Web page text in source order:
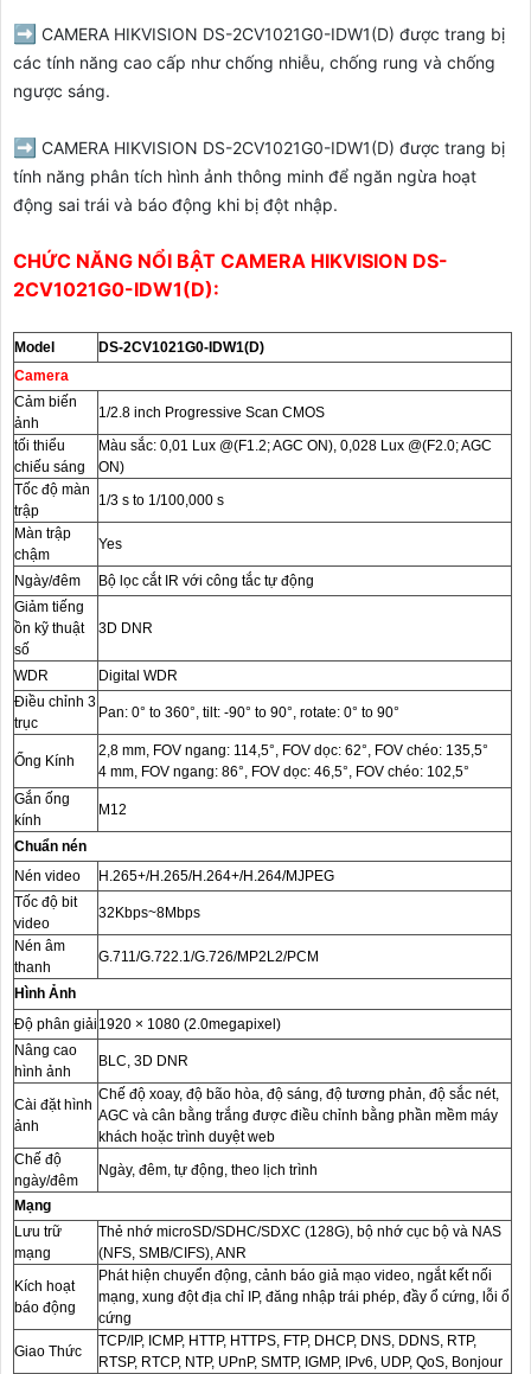
➡️ CAMERA HIKVISION DS-2CV1021G0-IDW1(D) được trang bị
các tính năng cao cấp như chống nhiễu, chống rung và chống
ngược sáng.
➡️ CAMERA HIKVISION DS-2CV1021G0-IDW1(D) được trang bị
tính năng phân tích hình ảnh thông minh để ngăn ngừa hoạt
động sai trái và báo động khi bị đột nhập.
CHỨC NĂNG NỔI BẬT CAMERA HIKVISION DS-
2CV1021G0-IDW1(D):
Model
DS-2CV1021G0-IDW1(D)
Camera
Cảm biến
ảnh
1/2.8 inch Progressive Scan CMOS
tối thiểu
chiếu sáng
Màu sắc: 0,01 Lux @(F1.2; AGC ON), 0,028 Lux @(F2.0; AGC
ON)
Tốc độ màn
trập
1/3 s to 1/100,000 s
Màn trập
chậm
Yes
Ngày/đêm
Bộ lọc cắt IR với công tắc tự động
Giảm tiếng
ồn kỹ thuật
số
3D DNR
WDR
Digital WDR
Điều chỉnh 3
trục
Pan: 0° to 360°, tilt: -90° to 90°, rotate: 0° to 90°
Ống Kính
2,8 mm, FOV ngang: 114,5°, FOV dọc: 62°, FOV chéo: 135,5°
4 mm, FOV ngang: 86°, FOV dọc: 46,5°, FOV chéo: 102,5°
Gắn ống
kính
M12
Chuẩn nén
Nén video
H.265+/H.265/H.264+/H.264/MJPEG
Tốc độ bit
video
32Kbps~8Mbps
Nén âm
thanh
G.711/G.722.1/G.726/MP2L2/PCM
Hình Ảnh
Độ phân giải 1920 × 1080 (2.0megapixel)
Nâng cao
hình ảnh
BLC, 3D DNR
Cài đặt hình
ảnh
Chế độ xoay, độ bão hòa, độ sáng, độ tương phản, độ sắc nét,
AGC và cân bằng trắng được điều chỉnh bằng phần mềm máy
khách hoặc trình duyệt web
Chế độ
ngày/đêm
Ngày, đêm, tự động, theo lịch trình
Mạng
Lưu trữ
mạng
Thẻ nhớ microSD/SDHC/SDXC (128G), bộ nhớ cục bộ và NAS
(NFS, SMB/CIFS), ANR
Kích hoạt
báo động
Phát hiện chuyển động, cảnh báo giả mạo video, ngắt kết nối
mạng, xung đột địa chỉ IP, đăng nhập trái phép, đầy ổ cứng, lỗi ổ
cứng
Giao Thức
TCP/IP, ICMP, HTTP, HTTPS, FTP, DHCP, DNS, DDNS, RTP,
RTSP, RTCP, NTP, UPnP, SMTP, IGMP, IPv6, UDP, QoS, Bonjour